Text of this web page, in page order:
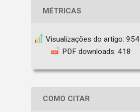
MÉTRICAS
Visualizações do artigo: 954
PDF downloads: 418
COMO CITAR